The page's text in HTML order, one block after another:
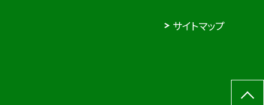
サイトマップ